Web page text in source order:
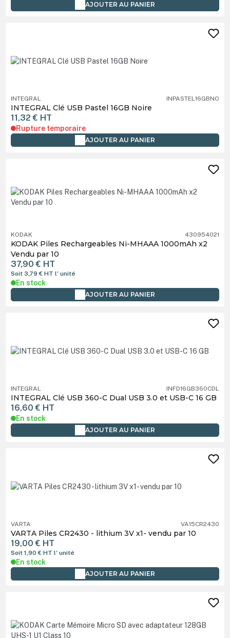
AJOUTER AU PANIER
INTEGRAL INPASTEL16GBNO
INTEGRAL Clé USB Pastel 16GB Noire
11,32 € HT
Rupture temporaire
AJOUTER AU PANIER
KODAK 430954021
KODAK Piles Rechargeables Ni-MHAAA 1000mAh x2
Vendu par 10
37,90 € HT
Soit 3,79 €HTl' unité
En stock
AJOUTER AU PANIER
INTEGRAL INFD16GB360CDL
INTEGRAL Clé USB 360-C Dual USB 3.0 et USB-C 16 GB
16,60 € HT
En stock
AJOUTER AU PANIER
VARTA VA15CR2430
VARTA Piles CR2430 - lithium 3V x1- vendu par 10
19,00 € HT
Soit 1,90 €HTl' unité
En stock
AJOUTER AU PANIER